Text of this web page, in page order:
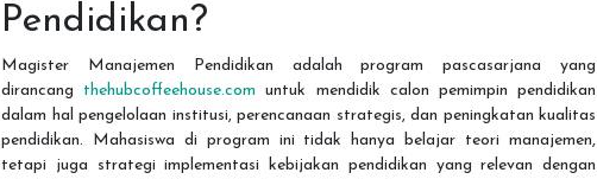
Pendidikan?
Magister Manajemen Pendidikan adalah program pascasarjana yang
dirancang thehubcoffeehouse.com untuk mendidik calon pemimpin pendidikan
dalam hal pengelolaan institusi, perencanaan strategis, dan peningkatan kualitas
pendidikan. Mahasiswa di program ini tidak hanya belajar teori manajemen,
tetapi juga strategi implementasi kebijakan pendidikan yang relevan dengan